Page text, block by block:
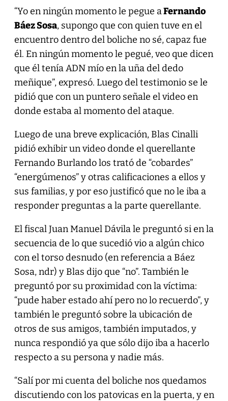
“Yo en ningún momento le pegue aFernando
Báez Sosa, supongo que con quien tuve en el
encuentro dentro del boliche no sé, capaz fue
él. En ningún momento le pegué, veo que dicen
que él tenía ADN mío en la uña del dedo
meñique”, expresó. Luego del testimonio se le
pidió que con un puntero señale el video en
donde estaba al momento del ataque.
Luego de una breve explicación, Blas Cinalli
pidió exhibir un video donde el querellante
Fernando Burlando los trató de “cobardes”
“energúmenos” y otras calificaciones a ellos y
sus familias, y por eso justificó que no le iba a
responder preguntas a la parte querellante.
El fiscal Juan Manuel Dávila le preguntó si en la
secuencia de lo que sucedió vio a algún chico
con el torso desnudo (en referencia a Báez
Sosa, ndr) y Blas dijo que “no”. También le
preguntó por su proximidad con la víctima:
“pude haber estado ahí pero no lo recuerdo”, y
también le preguntó sobre la ubicación de
otros de sus amigos, también imputados, y
nunca respondió ya que sólo dijo iba a hacerlo
respecto a su persona y nadie más.
“Salí por mi cuenta del boliche nos quedamos
discutiendo con los patovicas en la puerta, y en